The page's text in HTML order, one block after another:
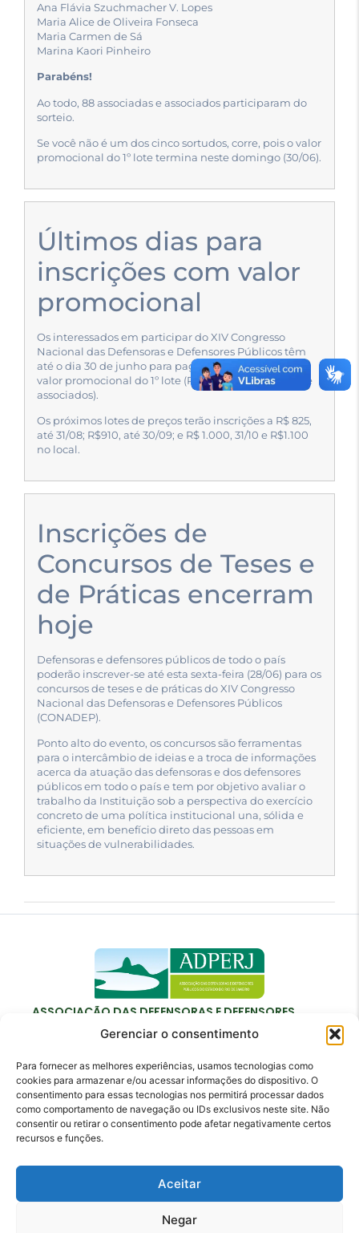
Gerenciar o consentimento
Para fornecer as melhores experiências, usamos tecnologias como
cookies para armazenar e/ou acessar informações do dispositivo. O
consentimento para essas tecnologias nos permitirá processar dados
como comportamento de navegação ou IDs exclusivos neste site. Não
consentir ou retirar o consentimento pode afetar negativamente certos
recursos e funções.
Aceitar
Negar
Ana Flávia Szuchmacher V. Lopes
Maria Alice de Oliveira Fonseca
Maria Carmen de Sá
Marina Kaori Pinheiro
Parabéns!
Ao todo, 88 associadas e associados participaram do
sorteio.
Se você não é um dos cinco sortudos, corre, pois o valor
promocional do 1º lote termina neste domingo (30/06).
Últimos dias para
inscrições com valor
promocional
Os interessados em participar do XIV Congresso
Nacional das Defensoras e Defensores Públicos têm
até o dia 30 de junho para pagar as inscrições com
valor promocional do 1º lote (R$750 para associadas e
associados).
Os próximos lotes de preços terão inscrições a R$ 825,
até 31/08; R$910, até 30/09; e R$ 1.000, 31/10 e R$1.100
no local.
Inscrições de
Concursos de Teses e
de Práticas encerram
hoje
Defensoras e defensores públicos de todo o país
poderão inscrever-se até esta sexta-feira (28/06) para os
concursos de teses e de práticas do XIV Congresso
Nacional das Defensoras e Defensores Públicos
(CONADEP).
Ponto alto do evento, os concursos são ferramentas
para o intercâmbio de ideias e a troca de informações
acerca da atuação das defensoras e dos defensores
públicos em todo o país e tem por objetivo avaliar o
trabalho da Instituição sob a perspectiva do exercício
concreto de uma política institucional una, sólida e
eficiente, em benefício direto das pessoas em
situações de vulnerabilidades.
ASSOCIAÇÃO DAS DEFENSORAS E DEFENSORES
PÚBLICOS DO ESTADO DO RIO DE JANEIRO
Contato
adperj@adperj.com.br
(21) 2220-6022
Janeiro - RJ - CEP: 20011-020